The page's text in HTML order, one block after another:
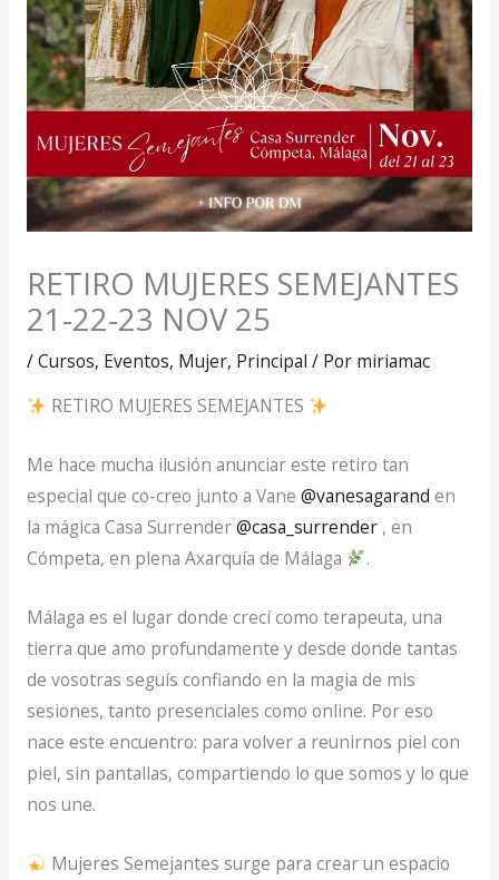
RETIRO MUJERES SEMEJANTES
21-22-23 NOV 25
/Cursos, Eventos, Mujer, Principal / Por miriamac
RETIRO MUJERES SEMEJANTES
Me hace mucha ilusión anunciar este retiro tan
especial que co-creo junto a Vane @vanesagarand en
la mágica Casa Surrender@casa_surrender, en
Cómpeta, en plena Axarquía de Málaga
.
Málaga es el lugar donde crecí como terapeuta, una
tierra que amo profundamente y desde donde tantas
de vosotras seguís confiando en la magia de mis
sesiones, tanto presenciales como online. Por eso
nace este encuentro: para volver a reunirnos piel con
piel, sin pantallas, compartiendo lo que somos y lo que
nos une.
Mujeres Semejantes surge para crear un espacio